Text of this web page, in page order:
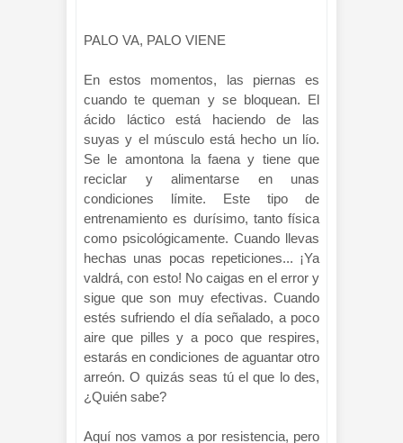
PALO VA, PALO VIENE
En estos momentos, las piernas es
cuando te queman y se bloquean. El
ácido láctico está haciendo de las
suyas y el músculo está hecho un lío.
Se le amontona la faena y tiene que
reciclar y alimentarse en unas
condiciones límite. Este tipo de
entrenamiento es durísimo, tanto física
como psicológicamente. Cuando llevas
hechas unas pocas repeticiones... ¡Ya
valdrá, con esto! No caigas en el error y
sigue que son muy efectivas. Cuando
estés sufriendo el día señalado, a poco
aire que pilles y a poco que respires,
estarás en condiciones de aguantar otro
arreón. O quizás seas tú el que lo des,
¿Quién sabe?
Aquí nos vamos a por resistencia, pero